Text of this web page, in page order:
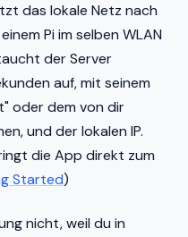
das lokale Netz nach
Pi im selben WLAN
der Server
auf, mit seinem
oder dem von dir
und der lokalen IP.
die App direkt zum
Started)
nicht, weil du in